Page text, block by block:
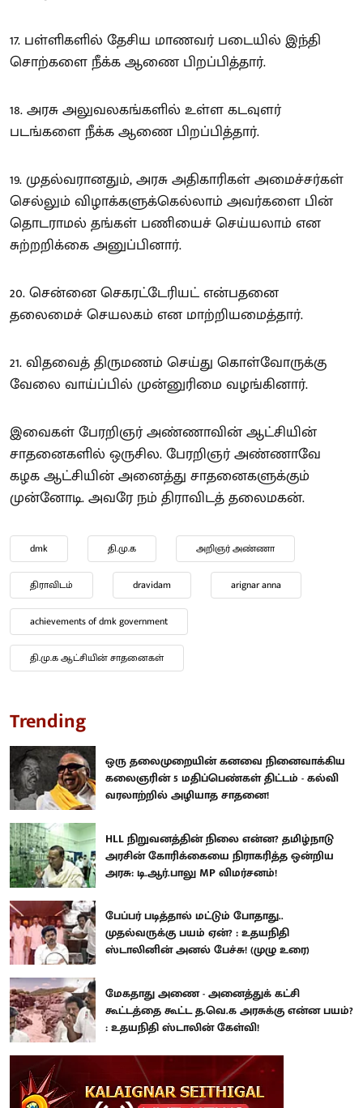
17. பள்ளிகளில் தேசிய மாணவர் படையில் இந்தி
சொற்களை நீக்க ஆணை பிறப்பித்தார்.
18. அரசு அலுவலகங்களில் உள்ள கடவுளர்
படங்களை நீக்க ஆணை பிறப்பித்தார்.
19. முதல்வரானதும், அரசு அதிகாரிகள் அமைச்சர்கள்
செல்லும் விழாக்களுக்கெல்லாம் அவர்களை பின்
தொடராமல் தங்கள் பணியைச் செய்யலாம் என
சுற்றறிக்கை அனுப்பினார்.
20. சென்னை செகரட்டேரியட் என்பதனை
தலைமைச் செயலகம் என மாற்றியமைத்தார்.
21. விதவைத் திருமணம் செய்து கொள்வோருக்கு
வேலை வாய்ப்பில் முன்னுரிமை வழங்கினார்.
இவைகள் பேரறிஞர் அண்ணாவின் ஆட்சியின்
சாதனைகளில் ஒருசில. பேரறிஞர் அண்ணாவே
கழக ஆட்சியின் அனைத்து சாதனைகளுக்கும்
முன்னோடி. அவரே நம் திராவிடத் தலைமகன்.
dmk தி.மு.க அறிஞர் அண்ணா
திராவிடம் dravidam arignar anna
achievements of dmk government
தி.மு.க ஆட்சியின் சாதனைகள்
Trending
ஒரு தலைமுறையின் கனவை நினைவாக்கிய
கலைஞரின் 5 மதிப்பெண்கள் திட்டம் - கல்வி
வரலாற்றில் அழியாத சாதனை!
HLL நிறுவனத்தின் நிலை என்ன? தமிழ்நாடு
அரசின் கோரிக்கையை நிராகரித்த ஒன்றிய
அரசு: டி.ஆர்.பாலு MP விமர்சனம்!
பேப்பர் படித்தால் மட்டும் போதாது..
முதல்வருக்கு பயம் ஏன்? : உதயநிதி
ஸ்டாலினின் அனல் பேச்சு! (முழு உரை)
மேகதாது அணை - அனைத்துக் கட்சி
கூட்டத்தை கூட்ட த.வெ.க அரசுக்கு என்ன பயம்?
: உதயநிதி ஸ்டாலின் கேள்வி!